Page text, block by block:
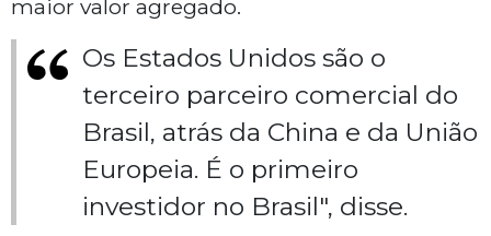
maior valor agregado.
Os Estados Unidos são o
terceiro parceiro comercial do
Brasil, atrás da China e da União
Europeia. É o primeiro
investidor no Brasil", disse.